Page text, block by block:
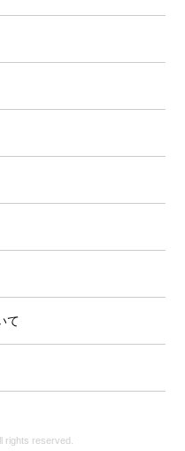
て
rights reserved.